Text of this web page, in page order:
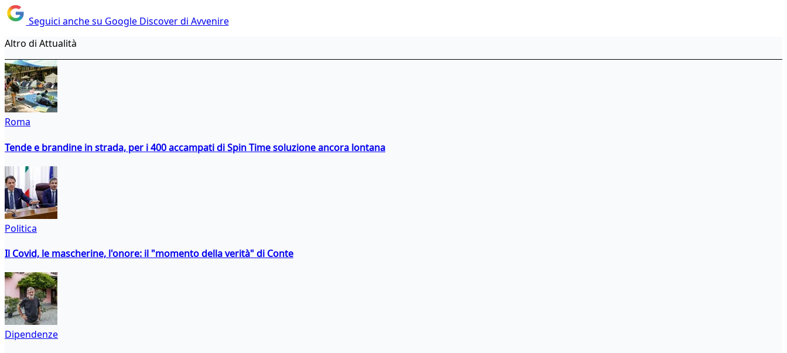
Seguici anche su Google Discover di Avvenire
Altro di Attualità
Roma
Tende e brandine in strada, per i 400 accampati di Spin Time soluzione ancora lontana
Politica
Il Covid, le mascherine, l'onore: il "momento della verità" di Conte
Dipendenze